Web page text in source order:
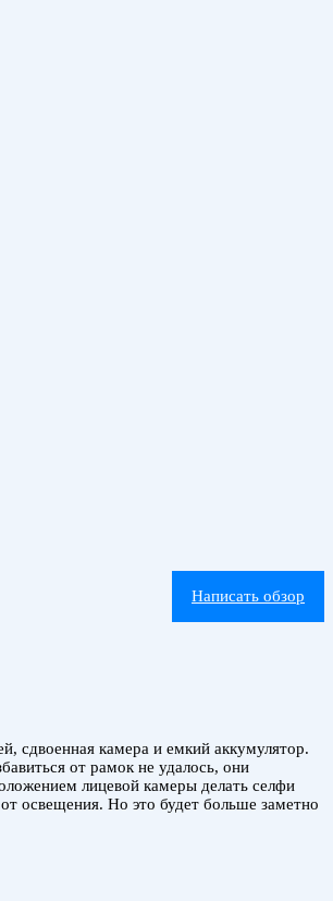
Написать обзор
сдвоенная камера и емкий аккумулятор.
от рамок не удалось, они
лицевой камеры делать селфи
освещения. Но это будет больше заметно